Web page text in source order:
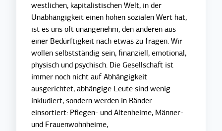
westlichen, kapitalistischen Welt, in der
Unabhängigkeit einen hohen sozialen Wert hat,
ist es uns oft unangenehm, den anderen aus
einer Bedürftigkeit nach etwas zu fragen. Wir
wollen selbstständig sein, finanziell, emotional,
physisch und psychisch. Die Gesellschaft ist
immer noch nicht auf Abhängigkeit
ausgerichtet, abhängige Leute sind wenig
inkludiert, sondern werden in Ränder
einsortiert: Pflegen- und Altenheime, Männer-
und Frauenwohnheime,